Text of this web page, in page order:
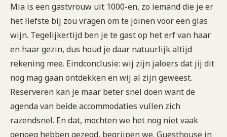
Mia is een gastvrouw uit 1000-en, zo iemand die je er
het liefste bij zou vragen om te joinen voor een glas
wijn. Tegelijkertijd ben je te gast op het erf van haar
en haar gezin, dus houd je daar natuurlijk altijd
rekening mee. Eindconclusie: wij zijn jaloers dat jij dit
nog mag gaan ontdekken en wij al zijn geweest.
Reserveren kan je maar beter snel doen want de
agenda van beide accommodaties vullen zich
razendsnel. En dat, mochten we het nog niet vaak
genoeg hebben gezegd, begrijpen we. Guesthouse in